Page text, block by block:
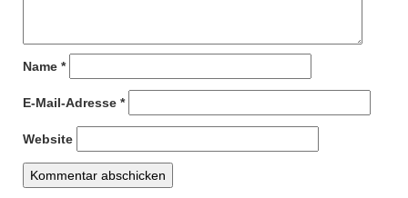
Name *
E-Mail-Adresse *
Website